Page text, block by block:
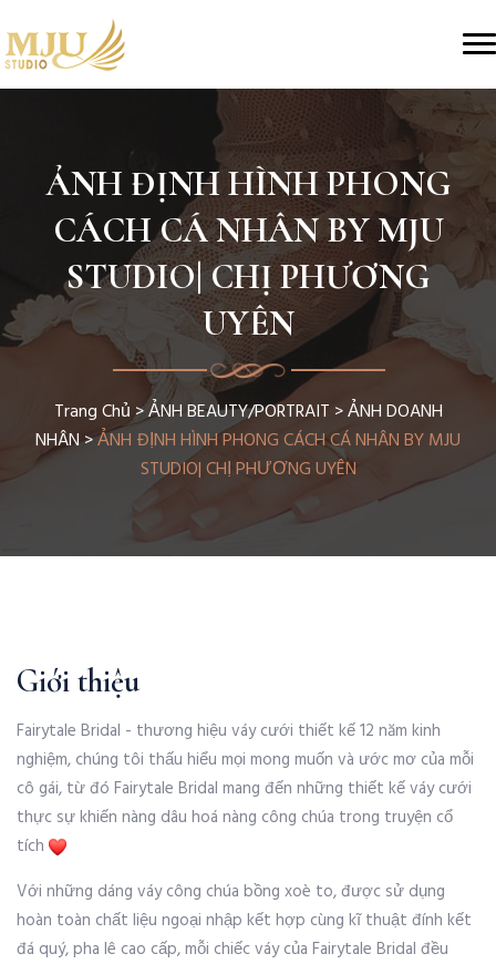
ẢNH ĐỊNH HÌNH PHONG
CÁCH CÁ NHÂN BY MJU
STUDIO| CHỊ PHƯƠNG
UYÊN
Trang Chủ >ẢNH BEAUTY/PORTRAIT >ẢNH DOANH
NHÂN>ẢNH ĐỊNH HÌNH PHONG CÁCH CÁ NHÂN BY MJU
STUDIO| CHỊ PHƯƠNG UYÊN
Giới thiệu
Fairytale Bridal - thương hiệu váy cưới thiết kế 12 năm kinh
nghiệm, chúng tôi thấu hiểu mọi mong muốn và ước mơ của mỗi
cô gái, từ đó Fairytale Bridal mang đến những thiết kế váy cưới
thực sự khiến nàng dâu hoá nàng công chúa trong truyện cổ
tích
Với những dáng váy công chúa bồng xoè to, được sử dụng
hoàn toàn chất liệu ngoại nhập kết hợp cùng kĩ thuật đính kết
đá quý, pha lê cao cấp, mỗi chiếc váy của Fairytale Bridal đều